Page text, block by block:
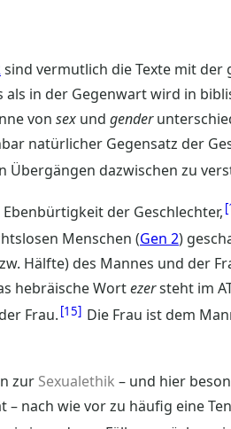
sind vermutlich die Texte mit
als in der Gegenwart wird in
von sex und gender
natürlicher Gegensatz der
Übergängen dazwischen zu
der Geschlechter,
Menschen (Gen 2)
Hälfte) des Mannes und der
hebräische Wortezersteht im
Frau. 15
Die Frau ist dem
zur Sexualethik – und hier
– nach wie vor zu häufig eine